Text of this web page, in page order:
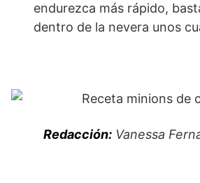
endurezca más rápido,
dentro de la nevera unos
Redacción: Vanessa